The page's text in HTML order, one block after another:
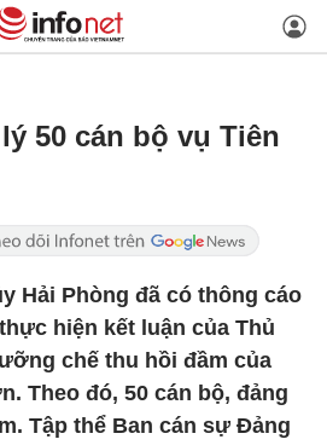
50 cán bộ vụ Tiên
Hải Phòng đã có thông cáo
hiện kết luận của Thủ
chế thu hồi đầm của
Theo đó, 50 cán bộ, đảng
Tập thể Ban cán sự Đảng